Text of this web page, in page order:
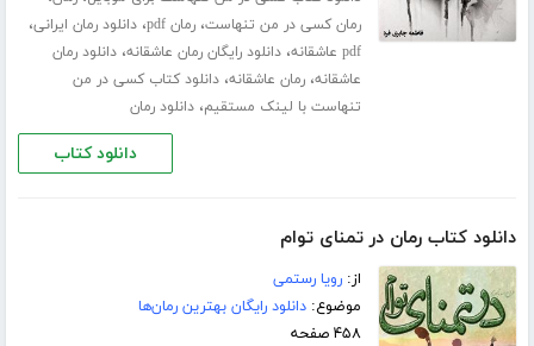
رمان کسی در من تنهاست،رمان pdf ،دانلود رمان ایرانی،
pdf عاشقانه ،دانلود رایگان رمان عاشقانه،دانلود رمان
عاشقانه،رمان عاشقانه،دانلود کتاب کسی در من
تنهاست با لینک مستقیم،دانلود رمان
دانلود کتاب
دانلود کتاب رمان در تمنای توام
از:رویا رستمی
موضوع:دانلود رایگان بهترین رمان‌ها
۴۵۸ صفحه